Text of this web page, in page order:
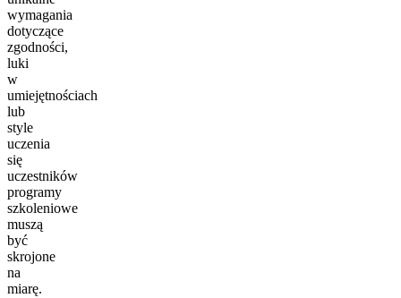
wymagania
dotyczące
zgodności,
luki
w
umiejętnościach
lub
style
uczenia
się
uczestników
programy
szkoleniowe
muszą
być
skrojone
na
miarę.